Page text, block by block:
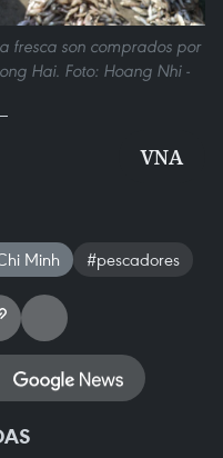
fresca son comprados por
Hai. Foto: Hoang Nhi -
VNA
Minh #pescadores